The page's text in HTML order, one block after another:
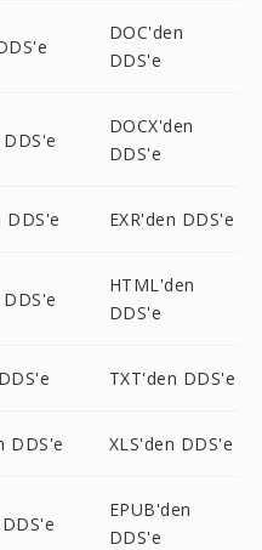
DOC'den
DDS'e
DOCX'den
DDS'e
DDS'e EXR'den DDS'e
HTML'den
DDS'e
TXT'den DDS'e
DDS'e XLS'den DDS'e
EPUB'den
DDS'e